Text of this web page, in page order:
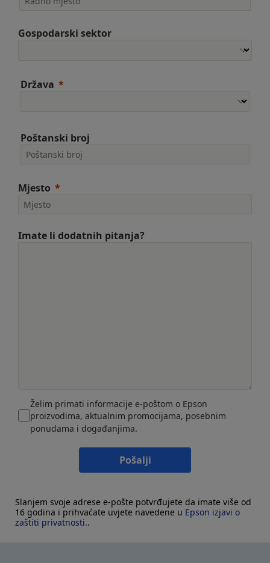
Gospodarski sektor
Država
Poštanski broj
Mjesto
Imate li dodatnih pitanja?
Želim primati informacije e-poštom o Epson
proizvodima, aktualnim promocijama, posebnim
ponudama i događanjima.
Pošalji
Slanjem svoje adrese e-pošte potvrđujete da imate više od
16 godina i prihvaćate uvjete navedene u Epson izjavi o
zaštiti privatnosti..